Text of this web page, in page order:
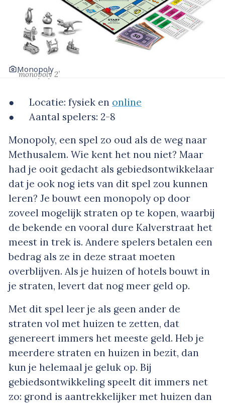
Monopoly
‘monopoly 2’
● Locatie: fysiek en online
● Aantal spelers: 2-8
Monopoly, een spel zo oud als de weg naar
Methusalem. Wie kent het nou niet? Maar
had je ooit gedacht als gebiedsontwikkelaar
dat je ook nog iets van dit spel zou kunnen
leren? Je bouwt een monopoly op door
zoveel mogelijk straten op te kopen, waarbij
de bekende en vooral dure Kalverstraat het
meest in trek is. Andere spelers betalen een
bedrag als ze in deze straat moeten
overblijven. Als je huizen of hotels bouwt in
je straten, levert dat nog meer geld op.
Met dit spel leer je als geen ander de
straten vol met huizen te zetten, dat
genereert immers het meeste geld. Heb je
meerdere straten en huizen in bezit, dan
kun je helemaal je geluk op. Bij
gebiedsontwikkeling speelt dit immers net
zo: grond is aantrekkelijker met huizen dan